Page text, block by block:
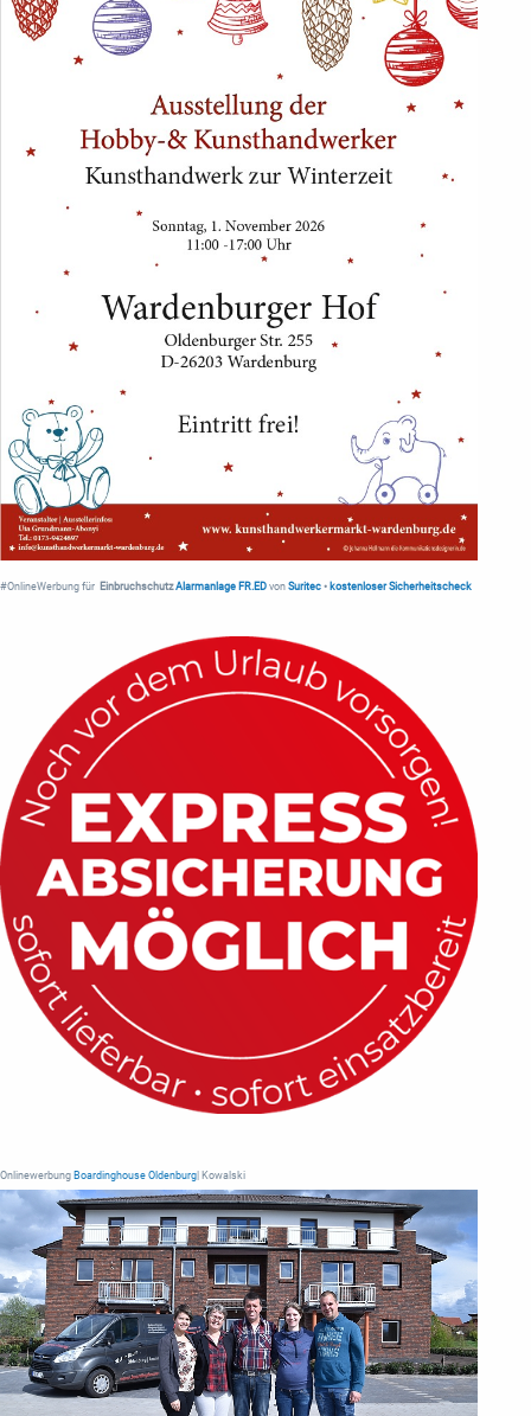
#OnlineWerbung für Einbruchschutz Alarmanlage FR.ED von Suritec • kostenloser Sicherheitscheck
Onlinewerbung Boardinghouse Oldenburg | Kowalski